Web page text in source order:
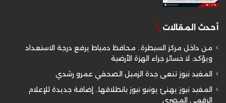
أحدث المقالات
من داخل مركز السيطرة.. محافظ دمياط يرفع درجة الاستعداد
ويؤكد: لا خسائر جراء الهزة الأرضية
المفيد نيوز تنعى جدة الزميل الصحفي عمرو رشدي
المفيد نيوز يهنئ يونيو نيوز بانطلاقها.. إضافة جديدة للإعلام
الرقمي المصري